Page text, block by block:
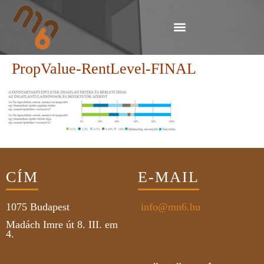
PropValue-RentLevel-FINAL
CÍM
1075 Budapest
Madách Imre út 8. III. em
4.
E-MAIL
info@mn6.hu